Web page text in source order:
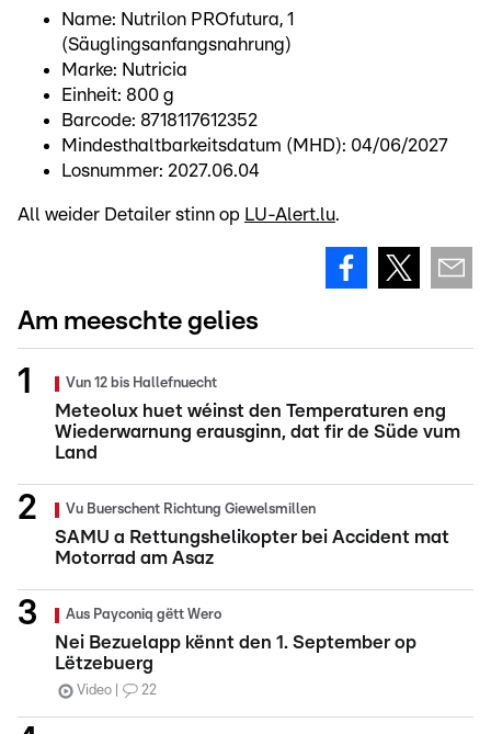
Name: Nutrilon PROfutura, 1
(Säuglingsanfangsnahrung)
Marke: Nutricia
Einheit: 800 g
Barcode: 8718117612352
Mindesthaltbarkeitsdatum (MHD): 04/06/2027
Losnummer: 2027.06.04
All weider Detailer stinn op LU-Alert.lu.
Am meeschte gelies
Vun 12 bis Hallefnuecht
Meteolux huet wéinst den Temperaturen eng
Wiederwarnung erausginn, dat fir de Süde vum
Land
Vu Buerschent Richtung Giewelsmillen
SAMU a Rettungshelikopter bei Accident mat
Motorrad am Asaz
Aus Payconiq gëtt Wero
Nei Bezuelapp kënnt den 1. September op
Lëtzebuerg
Video 22